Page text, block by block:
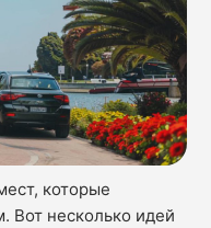
которые
Вот несколько идей